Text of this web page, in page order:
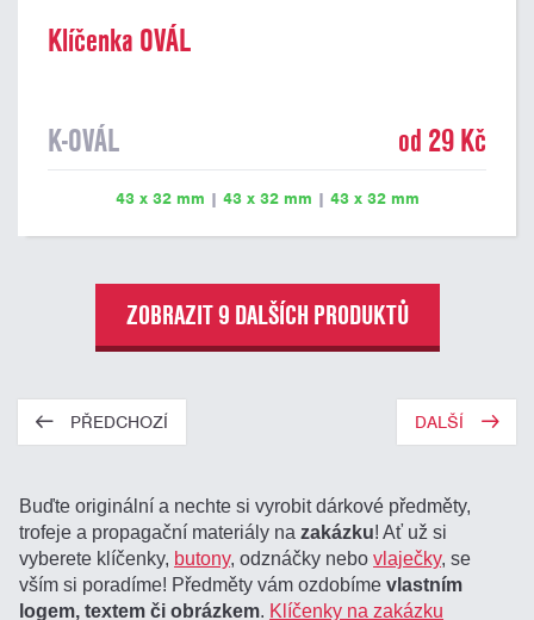
Klíčenka OVÁL
K-OVÁL od 29 Kč
43 x 32 mm | 43 x 32 mm | 43 x 32 mm
ZOBRAZIT 9 DALŠÍCH PRODUKTŮ
PŘEDCHOZÍ DALŠÍ
Buďte originální a nechte si vyrobit dárkové předměty,
trofeje a propagační materiály nazakázku! Ať už si
vyberete klíčenky, butony, odznáčky nebovlaječky, se
vším si poradíme! Předměty vám ozdobímevlastním
logem, textem či obrázkem. Klíčenky na zakázku